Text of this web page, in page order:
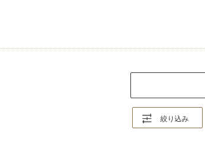
絞り込み